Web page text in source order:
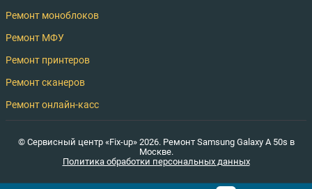
Ремонт моноблоков
Ремонт МФУ
Ремонт принтеров
Ремонт сканеров
Ремонт онлайн-касс
© Сервисный центр «Fix-up» 2026. Ремонт Samsung Galaxy A 50s в
Москве.
Политика обработки персональных данных